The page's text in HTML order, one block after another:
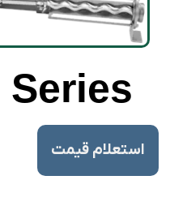
Series
​استعلام قیمت